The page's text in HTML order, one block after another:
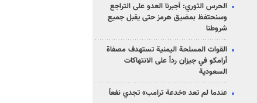
الحرس الثوري: أجبرنا العدو على التراجع
وسنحتفظ بمضيق هرمز حتى يقبل جميع
شروطنا
القوات المسلحة اليمنية تستهدف مصفاة
أرامكو في جيزان رداً على الانتهاكات
السعودية
عندما لم تعد «خدعة ترامب» تجدي نفعاً